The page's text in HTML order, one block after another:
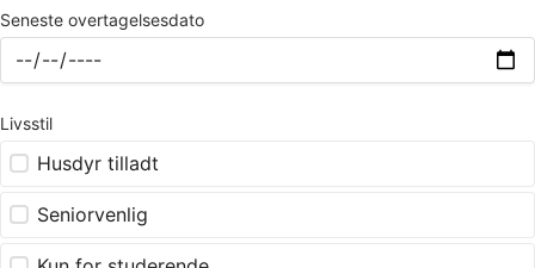
Seneste overtagelsesdato
Livsstil
Husdyr tilladt
Seniorvenlig